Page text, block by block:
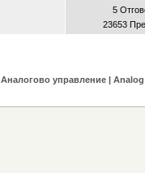
5
23653
Аналогово управление |